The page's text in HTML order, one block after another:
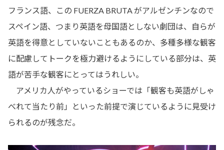
フランス語、この FUERZA BRUTA がアルゼンチンなので
スペイン語、つまり英語を母国語としない劇団は、自らが
英語を得意としていないこともあるのか、多種多様な観客
に配慮してトークを極力避けるようにしている部分は、英
語が苦手な観客にとってはうれしい。
アメリカ人がやっているショーでは「観客も英語がしゃ
べれて当たり前」といった前提で演じているように見受け
られるのが残念だ。